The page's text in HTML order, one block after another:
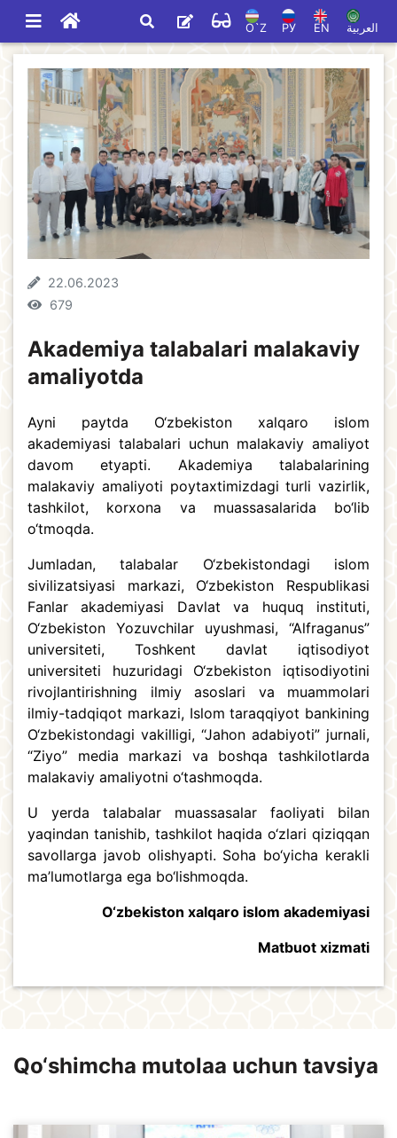
O`Z РУ EN العربية
22.06.2023
679
Akademiya talabalari malakaviy
amaliyotda
Ayni paytda O‘zbekiston xalqaro islom
akademiyasi talabalari uchun malakaviy amaliyot
davom etyapti. Akademiya talabalarining
malakaviy amaliyoti poytaxtimizdagi turli vazirlik,
tashkilot, korxona va muassasalarida bo‘lib
o‘tmoqda.
Jumladan, talabalar O‘zbekistondagi islom
sivilizatsiyasi markazi, O‘zbekiston Respublikasi
Fanlar akademiyasi Davlat va huquq instituti,
O‘zbekiston Yozuvchilar uyushmasi, “Alfraganus”
universiteti, Toshkent davlat iqtisodiyot
universiteti huzuridagi O‘zbekiston iqtisodiyotini
rivojlantirishning ilmiy asoslari va muammolari
ilmiy-tadqiqot markazi, Islom taraqqiyot bankining
O‘zbekistondagi vakilligi, “Jahon adabiyoti” jurnali,
“Ziyo” media markazi va boshqa tashkilotlarda
malakaviy amaliyotni o‘tashmoqda.
U yerda talabalar muassasalar faoliyati bilan
yaqindan tanishib, tashkilot haqida o‘zlari qiziqqan
savollarga javob olishyapti. Soha bo‘yicha kerakli
ma’lumotlarga ega bo‘lishmoqda.
O‘zbekiston xalqaro islom akademiyasi
Matbuot xizmati
Qo‘shimcha mutolaa uchun tavsiya